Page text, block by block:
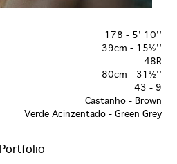
178 - 5' 10''
39cm - 15½''
48R
80cm - 31½''
43 - 9
Castanho - Brown
Verde Acinzentado - Green Grey
Portfolio